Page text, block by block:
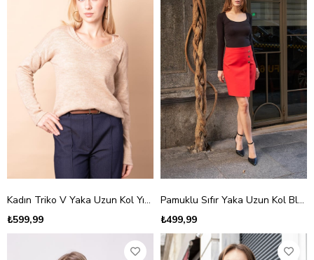
Kadın Triko V Yaka Uzun Kol Yırtmaçlı Kazak Bluz-Bej
₺599,99
Pamuklu Sıfır Yaka Uzun Kol Bluz Body-Siyah
₺499,99